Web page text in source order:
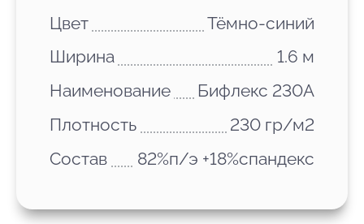
Цвет
Тёмно-синий
Ширина
1.6 м
Наименование
Бифлекс 230А
Плотность
230 гр/м2
Состав
82%п/э +18%спандекс